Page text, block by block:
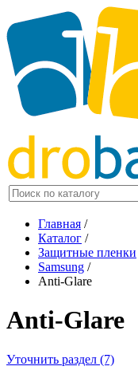
Главная /
Каталог /
Защитные пленки
Samsung /
Anti-Glare
Anti-Glare
Уточнить раздел (7)